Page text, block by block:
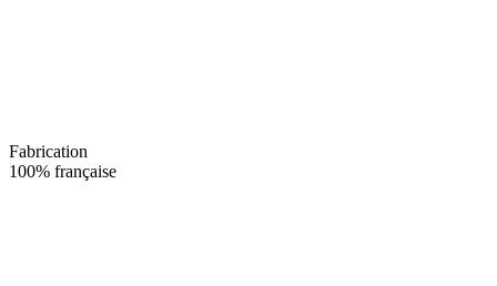
Fabrication
100% française